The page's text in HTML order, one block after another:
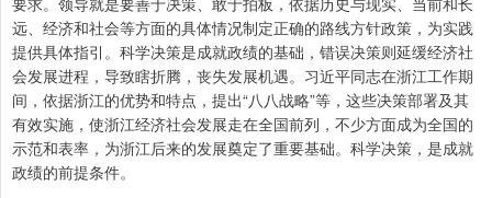
远、经济和社会等方面的具体情况制定正确的路线方针政策，为实践
提供具体指引。科学决策是成就政绩的基础，错误决策则延缓经济社
会发展进程，导致瞎折腾，丧失发展机遇。习近平同志在浙江工作期
间，依据浙江的优势和特点，提出“八八战略”等，这些决策部署及其
有效实施，使浙江经济社会发展走在全国前列，不少方面成为全国的
示范和表率，为浙江后来的发展奠定了重要基础。科学决策，是成就
政绩的前提条件。